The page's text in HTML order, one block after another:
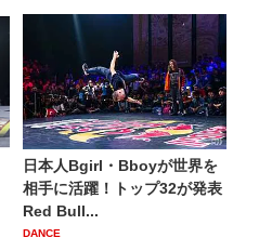
日本人Bgirl・Bboyが世界を
相手に活躍！トップ32が発表
Red Bull...
DANCE